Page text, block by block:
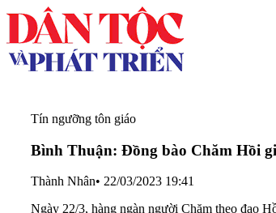
Tín ngưỡng tôn giáo
Bình Thuận: Đồng bào Chăm Hồi
Thành Nhân• 22/03/2023 19:41
Ngày 22/3, hàng ngàn người Chăm theo đạo